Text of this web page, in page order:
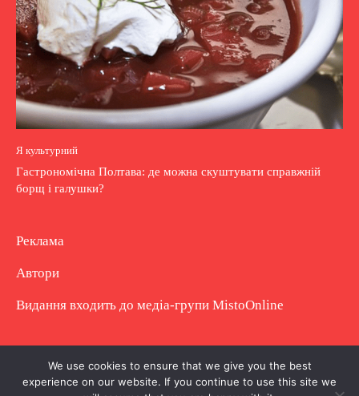
Я культурний
Гастрономічна Полтава: де можна скуштувати справжній
борщ і галушки?
Реклама
Автори
Видання входить до медіа-групи MistoOnline
Copyright © Повне використання матеріалу
заборонено. Частково можна з гіперпосиланням.
We use cookies to ensure that we give you the best
experience on our website. If you continue to use this site we